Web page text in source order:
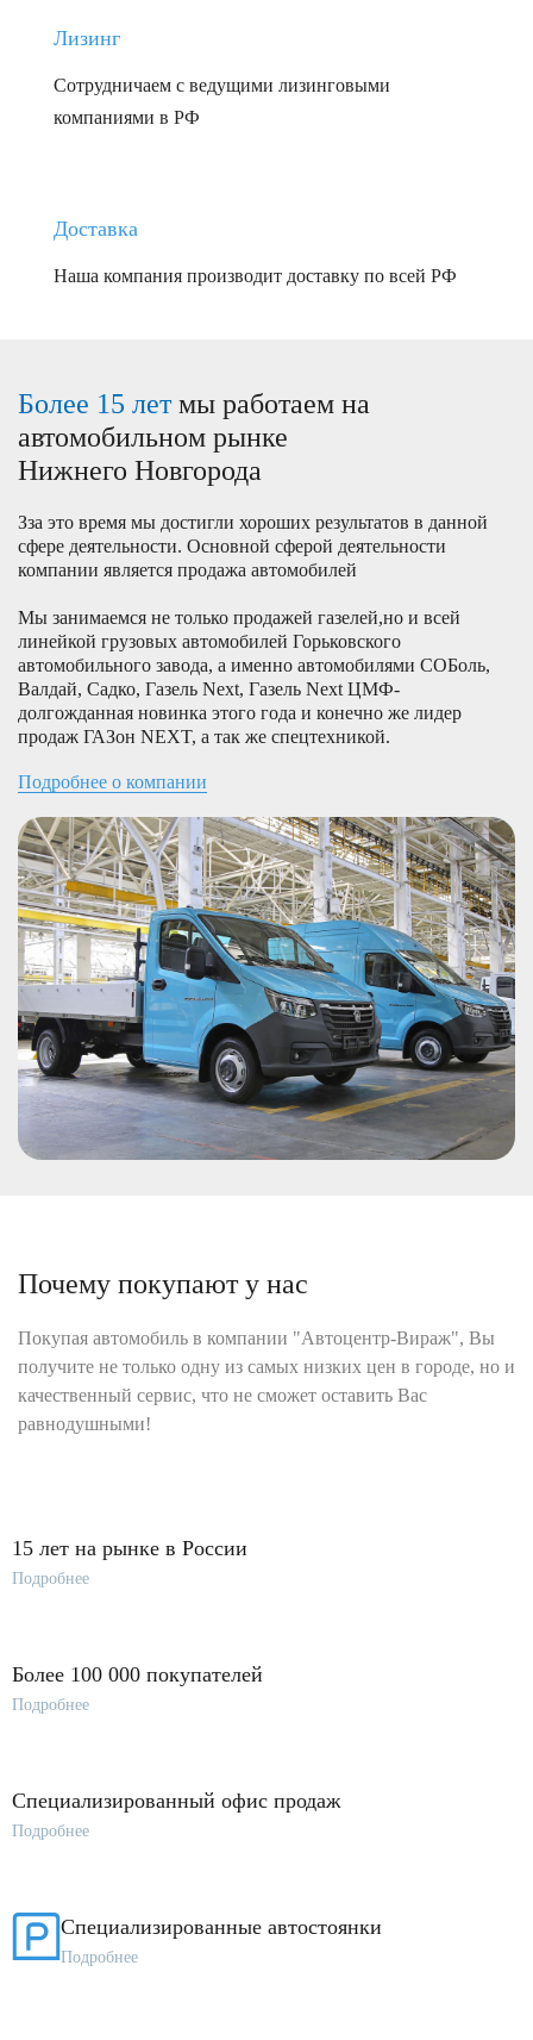
Лизинг
Сотрудничаем с ведущими лизинговыми
компаниями в РФ
Доставка
Наша компания производит доставку по всей РФ
Более 15 летмы работаем на
автомобильном рынке
Нижнего Новгорода
Зза это время мы достигли хороших результатов в данной
сфере деятельности. Основной сферой деятельности
компании является продажа автомобилей
Мы занимаемся не только продажей газелей,но и всей
линейкой грузовых автомобилей Горьковского
автомобильного завода, а именно автомобилями СОБоль,
Валдай, Садко, Газель Next, Газель Next ЦМФ-
долгожданная новинка этого года и конечно же лидер
продаж ГАЗон NEXT, а так же спецтехникой.
Подробнее о компании
Почему покупают у нас
Покупая автомобиль в компании "Автоцентр-Вираж", Вы
получите не только одну из самых низких цен в городе, но и
качественный сервис, что не сможет оставить Вас
равнодушными!
15 лет на рынке в России
Подробнее
Более 100 000 покупателей
Подробнее
Специализированный офис продаж
Подробнее
Специализированные автостоянки
Подробнее